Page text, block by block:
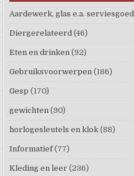
Aardewerk, glas e.a. serviesgoed
Diergerelateerd (46)
Eten en drinken (92)
Gebruiksvoorwerpen (186)
Gesp (170)
gewichten (90)
horlogesleutels en klok (88)
Informatief (77)
Kleding en leer (236)